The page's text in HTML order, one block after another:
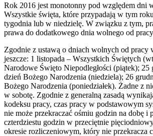
Rok 2016 jest monotonny pod względem dni
Wszystkie święta, które przypadają w tym
tygodnia lub w niedzielę. W związku z tym,
prawa do dodatkowego dnia wolnego od
Zgodnie z ustawą o dniach wolnych od pracy
jeszcze: 1 listopada – Wszystkich Świętych
Narodowe Święto Niepodległości (piątek); 25
dzień Bożego Narodzenia (niedziela); 26
Bożego Narodzenia (poniedziałek). Żadne z
w sobotę. Zgodnie z generalną zasadą
kodeksu pracy, czas pracy w podstawowym
nie może przekraczać ośmiu godzin na dobę i
czterdziestu godzin w przeciętnie
okresie rozliczeniowym, który nie przekracza